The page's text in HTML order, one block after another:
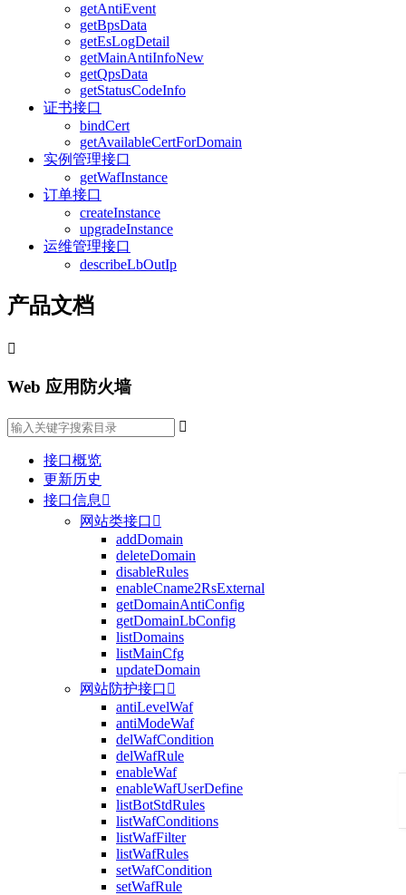
getAntiEvent
getBpsData
getEsLogDetail
getMainAntiInfoNew
getQpsData
getStatusCodeInfo
证书接口
bindCert
getAvailableCertForDomain
实例管理接口
getWafInstance
订单接口
createInstance
upgradeInstance
运维管理接口
describeLbOutIp
产品文档

Web 应用防火墙

接口概览
更新历史
接口信息 
网站类接口 
addDomain
deleteDomain
disableRules
enableCname2RsExternal
getDomainAntiConfig
getDomainLbConfig
listDomains
listMainCfg
updateDomain
网站防护接口 
antiLevelWaf
antiModeWaf
delWafCondition
delWafRule
enableWaf
enableWafUserDefine
listBotStdRules
listWafConditions
listWafFilter
listWafRules
setWafCondition
setWafRule